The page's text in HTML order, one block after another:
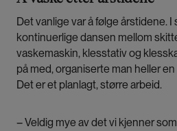
Det vanlige var å følge årstidene.
kontinuerlige dansen mellom
vaskemaskin, klesstativ og
på med, organiserte man heller
Det er et planlagt, større arbeid.
– Veldig mye av det vi kjenner